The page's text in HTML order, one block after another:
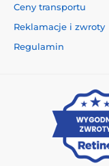
Ceny transportu
Reklamacje i zwroty
Regulamin